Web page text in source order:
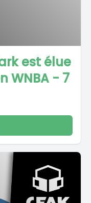
est élue
WNBA - 7